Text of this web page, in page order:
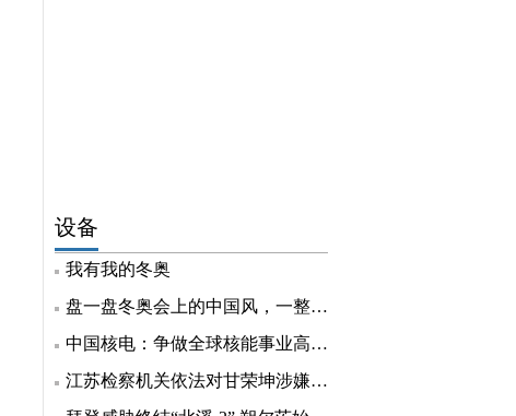
设备
我有我的冬奥
盘一盘冬奥会上的中国风，一整个自豪住了！
中国核电：争做全球核能事业高质量发展的引领者
江苏检察机关依法对甘荣坤涉嫌受贿案提起公诉